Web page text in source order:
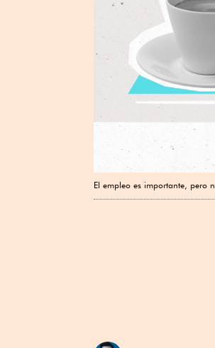
El empleo es importante, pero